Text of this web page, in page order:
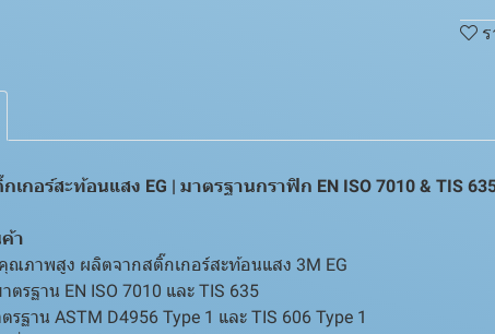
อร์สะท้อนแสง EG | มาตรฐานกราฟิก EN ISO 7010 & TIS
า
ภาพสูง ผลิตจากสติ๊กเกอร์สะท้อนแสง 3M EG
ตรฐาน EN ISO 7010 และ TIS 635
รฐาน ASTM D4956 Type 1 และ TIS 606 Type 1